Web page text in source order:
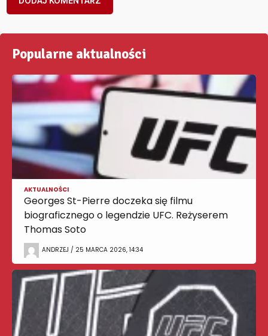
Popularne aktualności
AKTUALNOŚCI
Georges St-Pierre doczeka się filmu
biograficznego o legendzie UFC. Reżyserem
Thomas Soto
ANDRZEJ / 25 MARCA 2026, 14:34